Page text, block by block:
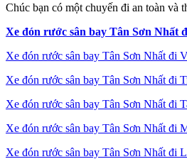
Chúc bạn có một chuyến đi an toàn
Xe đón rước sân bay Tân Sơn Nhất
Xe đón rước sân bay Tân Sơn Nhất đi
Xe đón rước sân bay Tân Sơn Nhất đi
Xe đón rước sân bay Tân Sơn Nhất đi
Xe đón rước sân bay Tân Sơn Nhất đi
Xe đón rước sân bay Tân Sơn Nhất đi